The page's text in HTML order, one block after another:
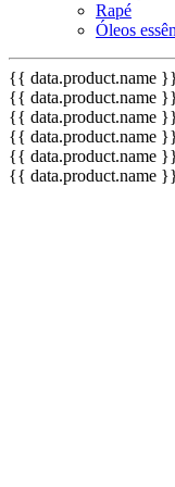
Rapé
Óleos
{{ data.product.name
{{ data.product.name
{{ data.product.name
{{ data.product.name
{{ data.product.name
{{ data.product.name